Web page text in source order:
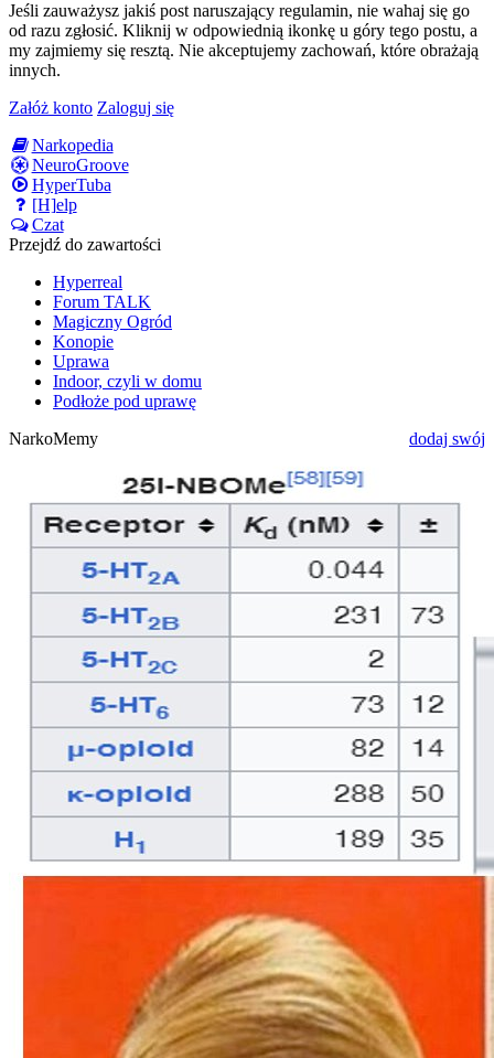
Jeśli zauważysz jakiś post naruszający regulamin, nie wahaj się go
od razu zgłosić. Kliknij w odpowiednią ikonkę u góry tego postu, a
my zajmiemy się resztą. Nie akceptujemy zachowań, które obrażają
innych.
Załóż konto Zaloguj się
Narkopedia
NeuroGroove
HyperTuba
[H]elp
Czat
Przejdź do zawartości
Hyperreal
Forum TALK
Magiczny Ogród
Konopie
Uprawa
Indoor, czyli w domu
Podłoże pod uprawę
NarkoMemy
dodaj swój